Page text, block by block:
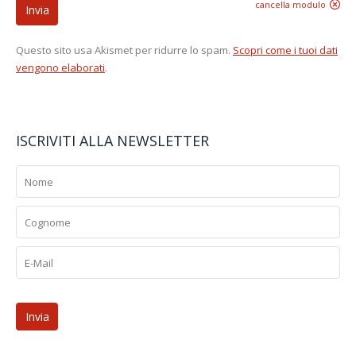
cancella modulo
Invia
Questo sito usa Akismet per ridurre lo spam. Scopri come i tuoi dati
vengono elaborati.
ISCRIVITI ALLA NEWSLETTER